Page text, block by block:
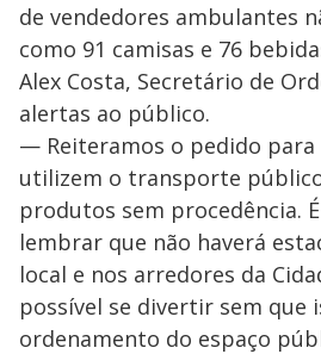
de vendedores ambulantes
como 91 camisas e 76
Alex Costa, Secretário de
alertas ao público.
— Reiteramos o pedido para
utilizem o transporte
produtos sem procedência.
lembrar que não haverá
local e nos arredores da
possível se divertir sem que
ordenamento do espaço